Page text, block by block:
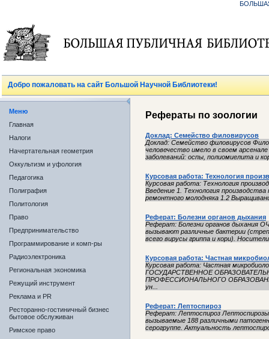
Добро пожаловать на сайт Большой Научной Библиотеки!
Меню
Главная
Налоги
Начертательная геометрия
Оккультизм и уфология
Педагогика
Полиграфия
Политология
Право
Предпринимательство
Программирование и комп-ры
Радиоэлектроника
Региональная экономика
Режущий инструмент
Реклама и PR
Ресторанно-гостиничный бизнес
бытовое обслуживан
Римское право
Рефераты по зоологии
Доклад: Семейство филовирусов
Доклад: Семейство филовирусов
человечество имело в своем
заболеваний: оспы, полиомиелита и
Курсовая работа: Технология
Курсовая работа: Технология
Введение 1. Технология
ремонтного молодняка 1.2
Реферат: Болезни органов дыхания
Реферат: Болезни органов
вызывают различные бактерии
всего вирусы гриппа и кори).
Курсовая работа: Частная
Курсовая работа: Частная
ГОСУДАРСТВЕННОЕ
ПРОФЕССИОНАЛЬНОГО ОБРАЗОВАНИЯ
ун...
Реферат: Лептоспироз
Реферат: Лептоспироз
вызываемые 188 различными
серогруппе. Актуальность